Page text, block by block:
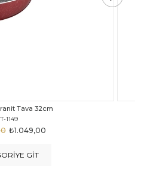
Tava 30cm
1148
₺999,00
GIT